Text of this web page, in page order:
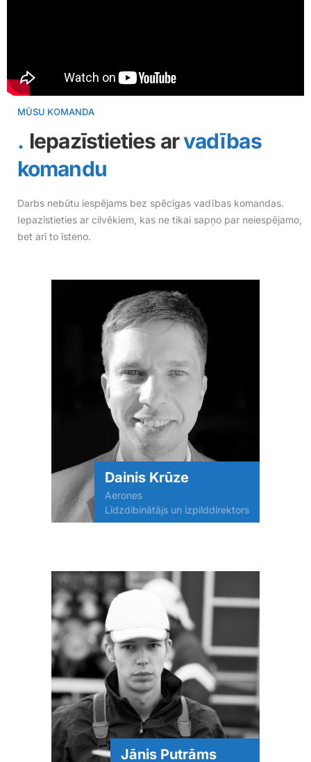
MŪSU KOMANDA
Iepazīstieties arvadības
komandu
Darbs nebūtu iespējams bez spēcīgas vadības komandas.
Iepazīstieties ar cilvēkiem, kas ne tikai sapņo par neiespējamo,
bet arī to īsteno.
Dainis Krūze
Aerones
Līdzdibinātājs un izpilddirektors
Jānis Putrāms